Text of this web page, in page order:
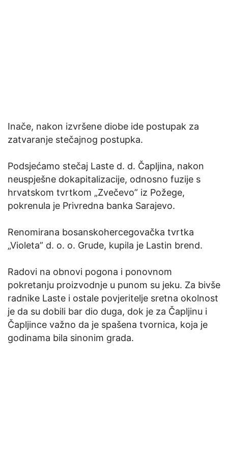
Inače, nakon izvršene diobe ide postupak za
zatvaranje stečajnog postupka.
Podsjećamo stečaj Laste d. d. Čapljina, nakon
neuspješne dokapitalizacije, odnosno fuzije s
hrvatskom tvrtkom „Zvečevo” iz Požege,
pokrenula je Privredna banka Sarajevo.
Renomirana bosanskohercegovačka tvrtka
„Violeta” d. o. o. Grude, kupila je Lastin brend.
Radovi na obnovi pogona i ponovnom
pokretanju proizvodnje u punom su jeku. Za bivše
radnike Laste i ostale povjeritelje sretna okolnost
je da su dobili bar dio duga, dok je za Čapljinu i
Čapljince važno da je spašena tvornica, koja je
godinama bila sinonim grada.